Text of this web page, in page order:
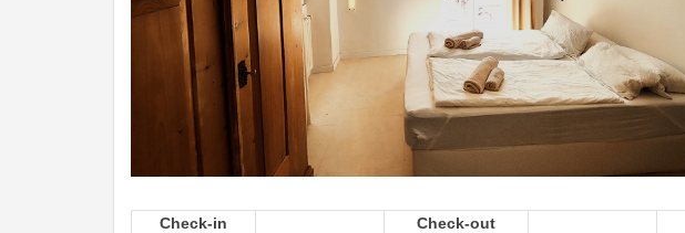
Check-in
Check-out